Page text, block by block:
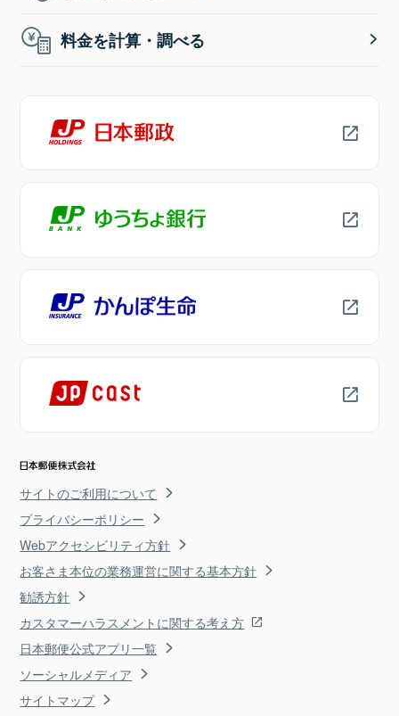
料金を計算・調べる
サイトのご利用について
プライバシーポリシー
Webアクセシビリティ方針
お客さま本位の業務運営に関する基本方針
勧誘方針
カスタマーハラスメントに関する考え方
日本郵便公式アプリ一覧
ソーシャルメディア
サイトマップ